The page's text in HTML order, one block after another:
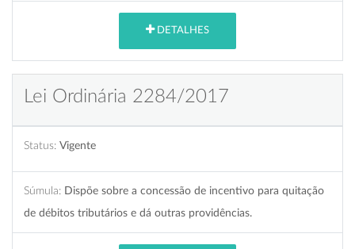
DETALHES
Lei Ordinária 2284/2017
Status: Vigente
Súmula: Dispõe sobre a concessão de incentivo para quitação
de débitos tributários e dá outras providências.